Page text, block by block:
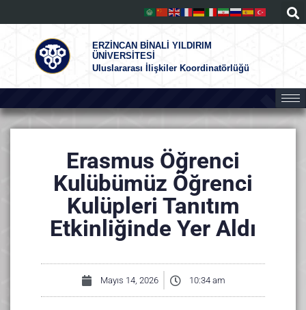
ERZİNCAN BİNALİ YILDIRIM
ÜNİVERSİTESİ
Uluslararası İlişkiler Koordinatörlüğü
Erasmus Öğrenci
Kulübümüz Öğrenci
Kulüpleri Tanıtım
Etkinliğinde Yer Aldı
Mayıs 14, 2026 10:34 am